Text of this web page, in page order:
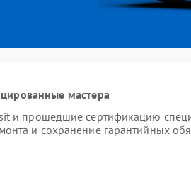
мастера
и прошедшие сертификацию
и сохранение гарантийных